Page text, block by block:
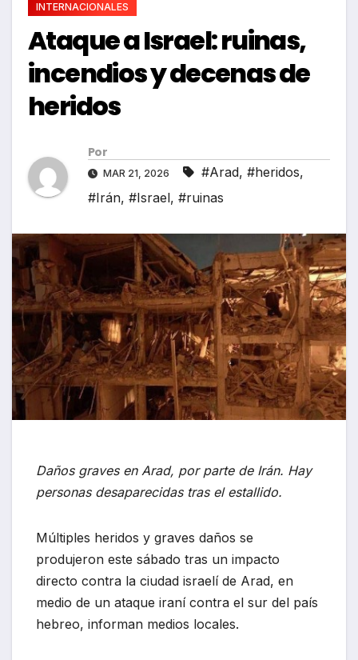
INTERNACIONALES
Ataque a Israel: ruinas,
incendios y decenas de
heridos
Por
MAR 21, 2026 #Arad, #heridos,
#Irán, #Israel, #ruinas
Daños graves en Arad, por parte de Irán. Hay
personas desaparecidas tras el estallido.
Múltiples heridos y graves daños se
produjeron este sábado tras un impacto
directo contra la ciudad israelí de Arad, en
medio de un ataque iraní contra el sur del país
hebreo, informan medios locales.